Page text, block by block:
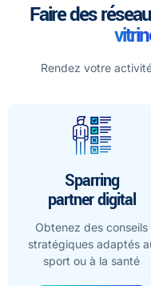
Faire des
Rendez votre
Sparring
partner digital
Obtenez des conseils
stratégiques adaptés
sport ou à la santé